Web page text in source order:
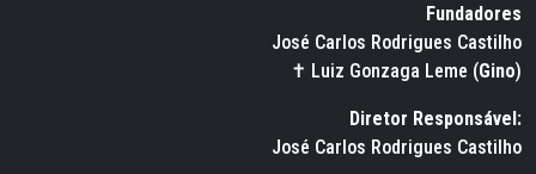
Fundadores
José Carlos Rodrigues Castilho
✝ Luiz Gonzaga Leme (Gino)
Diretor Responsável:
José Carlos Rodrigues Castilho